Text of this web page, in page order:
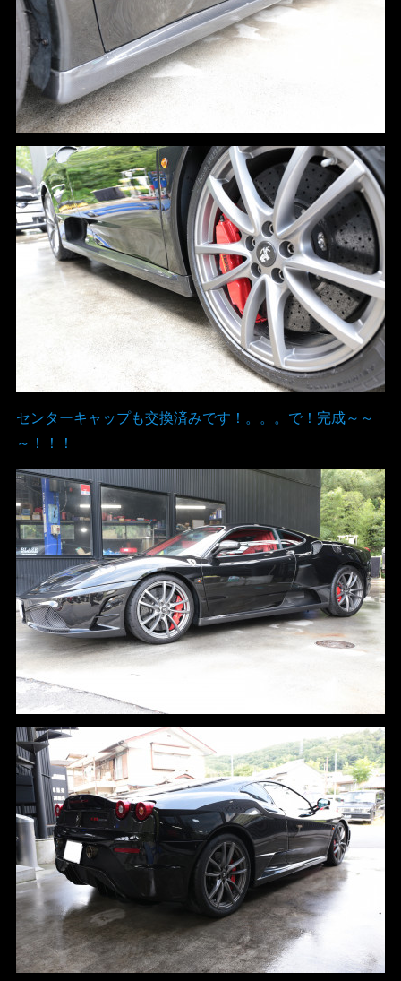
センターキャップも交換済みです！。。。で！完成～～
～！！！